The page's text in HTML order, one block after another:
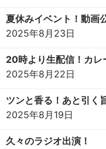
夏休みイベント！動画
2025年8月23日
20時より生配信！カレ
2025年8月22日
ツンと香る！あと引く
2025年8月19日
久々のラジオ出演！